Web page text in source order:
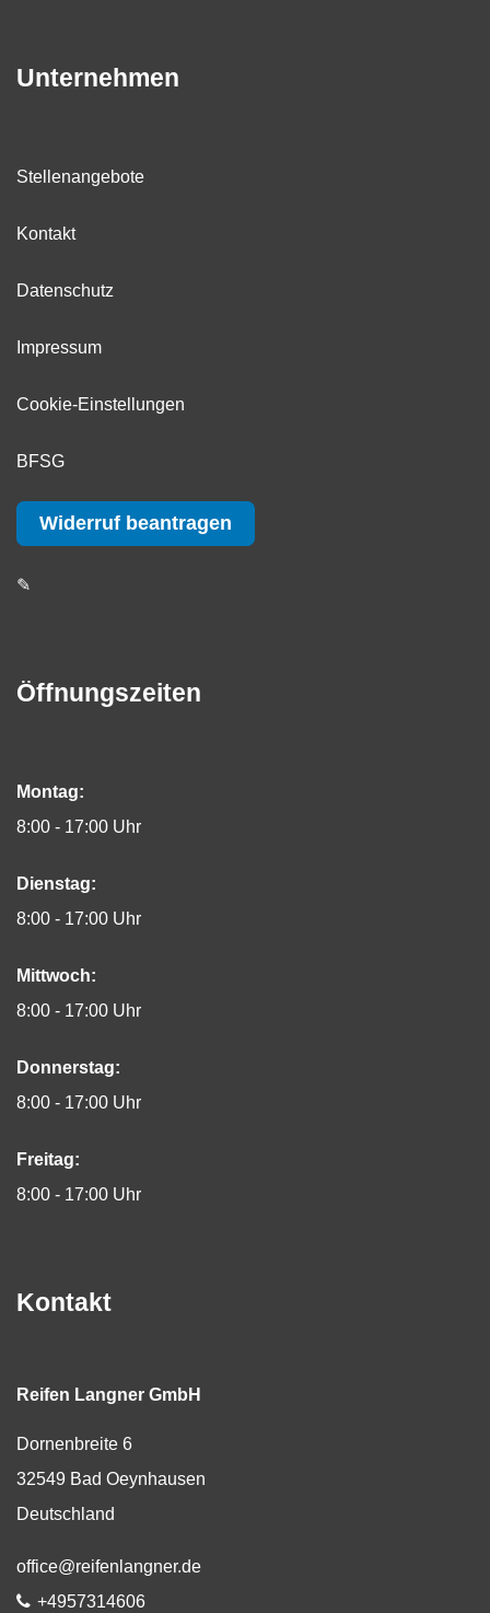
Unternehmen
Stellenangebote
Kontakt
Datenschutz
Impressum
Cookie-Einstellungen
BFSG
Widerruf beantragen
✎
Öffnungszeiten
Montag:
8:00 - 17:00 Uhr
Dienstag:
8:00 - 17:00 Uhr
Mittwoch:
8:00 - 17:00 Uhr
Donnerstag:
8:00 - 17:00 Uhr
Freitag:
8:00 - 17:00 Uhr
Kontakt
Reifen Langner GmbH
Dornenbreite 6
32549 Bad Oeynhausen
Deutschland
E-Mail:
office@reifenlangner.de
Telefon:
+4957314606